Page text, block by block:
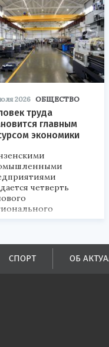
2026 ОБЩЕСТВО
труда
главным
экономики
четверть
и
в
всех уровней.
СПОРТ ОБ